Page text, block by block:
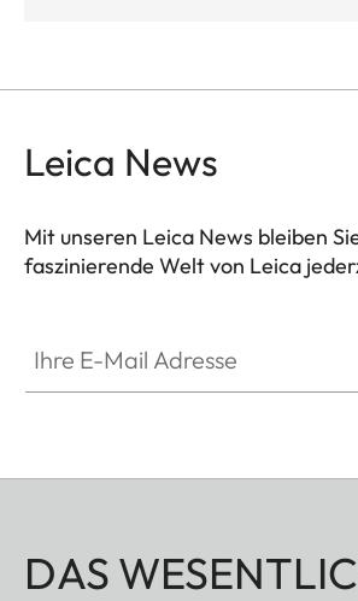
Leica News
Mit unseren Leica News bleiben
faszinierende Welt von Leica
DAS